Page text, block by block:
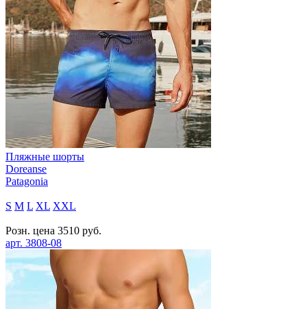
Пляжные шорты
Doreanse
Patagonia
S M L XL XXL
Розн. цена 3510 руб.
арт. 3808-08